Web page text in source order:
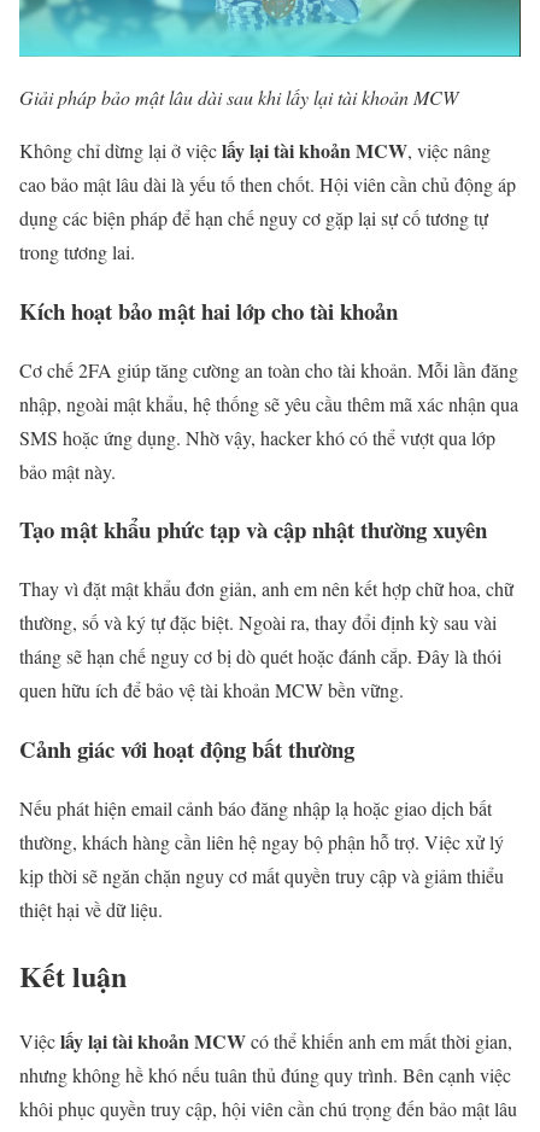
Giải pháp bảo mật lâu dài sau khi lấy lại tài khoản MCW
Không chỉ dừng lại ở việclấy lại tài khoản MCW, việc nâng
cao bảo mật lâu dài là yếu tố then chốt. Hội viên cần chủ động áp
dụng các biện pháp để hạn chế nguy cơ gặp lại sự cố tương tự
trong tương lai.
Kích hoạt bảo mật hai lớp cho tài khoản
Cơ chế 2FA giúp tăng cường an toàn cho tài khoản. Mỗi lần đăng
nhập, ngoài mật khẩu, hệ thống sẽ yêu cầu thêm mã xác nhận qua
SMS hoặc ứng dụng. Nhờ vậy, hacker khó có thể vượt qua lớp
bảo mật này.
Tạo mật khẩu phức tạp và cập nhật thường xuyên
Thay vì đặt mật khẩu đơn giản, anh em nên kết hợp chữ hoa, chữ
thường, số và ký tự đặc biệt. Ngoài ra, thay đổi định kỳ sau vài
tháng sẽ hạn chế nguy cơ bị dò quét hoặc đánh cắp. Đây là thói
quen hữu ích để bảo vệ tài khoản MCW bền vững.
Cảnh giác với hoạt động bất thường
Nếu phát hiện email cảnh báo đăng nhập lạ hoặc giao dịch bất
thường, khách hàng cần liên hệ ngay bộ phận hỗ trợ. Việc xử lý
kịp thời sẽ ngăn chặn nguy cơ mất quyền truy cập và giảm thiểu
thiệt hại về dữ liệu.
Kết luận
Việclấy lại tài khoản MCWcó thể khiến anh em mất thời gian,
nhưng không hề khó nếu tuân thủ đúng quy trình. Bên cạnh việc
khôi phục quyền truy cập, hội viên cần chú trọng đến bảo mật lâu